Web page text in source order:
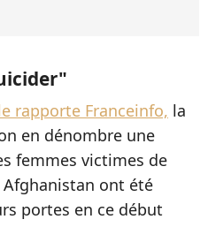
rapporte Franceinfo, la
en dénombre une
femmes victimes de
ont été
portes en ce début